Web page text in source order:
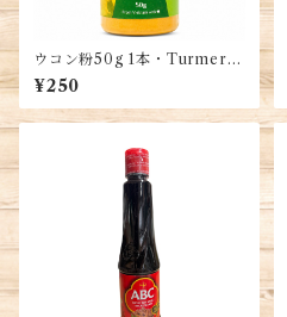
ウコン粉50g 1本・Turmeric
Powder・Bột Nghệ
¥250